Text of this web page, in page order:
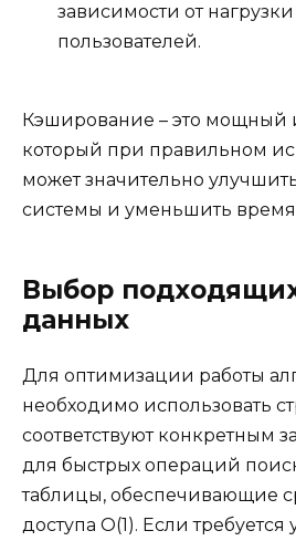
зависимости от
пользователей.
Кэширование – это мощный
который при правильном
может значительно
системы и уменьшить время
Выбор
данных
Для оптимизации работы
необходимо использовать
соответствуют конкретным
для быстрых операций
таблицы, обеспечивающие
доступа O(1). Если